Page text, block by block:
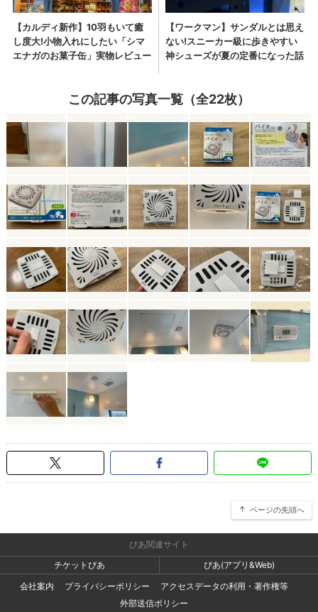
この記事の写真一覧（全22枚）
ページの先頭へ
ぴあ関連サイト
チケットぴあ
ぴあ(アプリ&Web)
会社案内
プライバシーポリシー
アクセスデータの利用・著作権等
外部送信ポリシー